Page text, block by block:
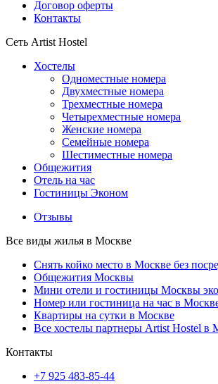
Договор оферты
Контакты
Сеть Artist Hostel
Хостелы
Одноместные номера
Двухместные номера
Трехместные номера
Четырехместные номера
Женские номера
Семейные номера
Шестиместные номера
Общежития
Отель на час
Гостиницы Эконом
Отзывы
Все виды жилья в Москве
Снять койко место в Москве без
Общежития Москвы
Мини отели и гостиницы Москвы
Номер или гостиница на час в
Квартиры на сутки в Москве
Все хостелы партнеры Artist Hostel в
Контакты
+7 925 483-85-44